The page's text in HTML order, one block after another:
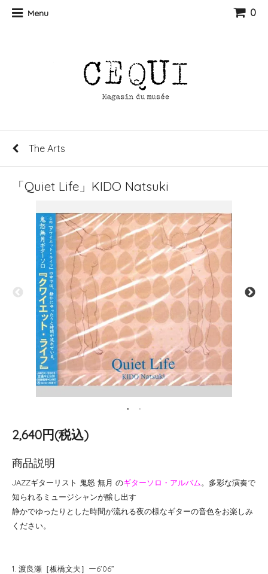
Menu 0
The Arts
「Quiet Life」KIDO Natsuki
2,640円(税込)
商品説明
JAZZギターリスト 鬼怒 無月 のギターソロ・アルバム。多彩な演奏で
知られるミュージシャンが醸し出す
静かでゆったりとした時間が流れる夜の様なギターの音色をお楽しみ
ください。
1. 渡良瀬［板橋文夫］ー6’06”